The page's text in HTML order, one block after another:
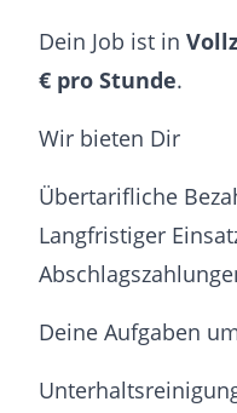
Dein Job ist in
€ pro Stunde.
Wir bieten Dir
Übertarifliche
Langfristiger
Deine Aufgaben